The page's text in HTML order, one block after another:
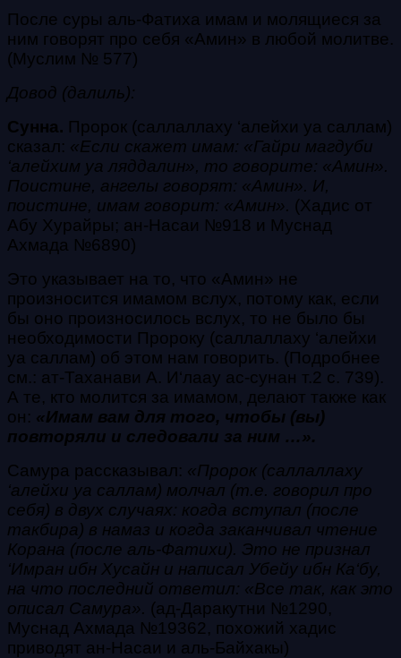
После суры аль-Фатиха имам и молящиеся за
ним говорят про себя «Амин» в любой молитве.
(Муслим № 577)
Довод (далиль):
Сунна. Пророк (саллаллаху ‘алейхи уа саллам)
сказал: «Если скажет имам: «Гайри магдуби
‘алейхим уа ляддалин», то говорите: «Амин».
Поистине, ангелы говорят: «Амин». И,
поистине, имам говорит: «Амин». (Хадис от
Абу Хурайры; ан-Насаи №918 и Муснад
Ахмада №6890)
Это указывает на то, что «Амин» не
произносится имамом вслух, потому как, если
бы оно произносилось вслух, то не было бы
необходимости Пророку (саллаллаху ‘алейхи
уа саллам) об этом нам говорить. (Подробнее
см.: ат-Таханави А. И‘лаау ас-сунан т.2 с. 739).
А те, кто молится за имамом, делают также как
он: «Имам вам для того, чтобы (вы)
повторяли и следовали за ним …».
Самура рассказывал: «Пророк (саллаллаху
‘алейхи уа саллам) молчал (т.е. говорил про
себя) в двух случаях: когда вступал (после
такбира) в намаз и когда заканчивал чтение
Корана (после аль-Фатихи). Это не признал
‘Имран ибн Хусайн и написал Убейу ибн Ка‘бу,
на что последний ответил: «Все так, как это
описал Самура». (ад-Даракутни №1290,
Муснад Ахмада №19362, похожий хадис
приводят ан-Насаи и аль-Байхакы)